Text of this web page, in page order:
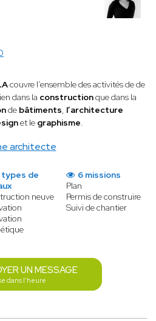
architecte
couvre l’ensemble des activités de de
dans la constructionque dans la
de bâtiments, l’architecture
et le graphisme.
types de
neuve
6 missions
Plan
Permis de construire
Suivi de chantier
UN MESSAGE
dans l'heure